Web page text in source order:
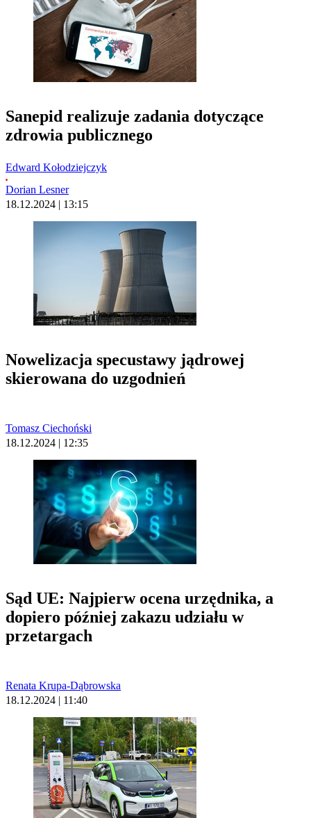
Sanepid realizuje zadania dotyczące
zdrowia publicznego
Edward Kołodziejczyk
Dorian Lesner
18.12.2024 | 13:15
Nowelizacja specustawy jądrowej
skierowana do uzgodnień
Tomasz Ciechoński
18.12.2024 | 12:35
Sąd UE: Najpierw ocena urzędnika, a
dopiero później zakazu udziału w
przetargach
Renata Krupa-Dąbrowska
18.12.2024 | 11:40